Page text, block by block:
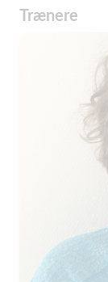
Trænere